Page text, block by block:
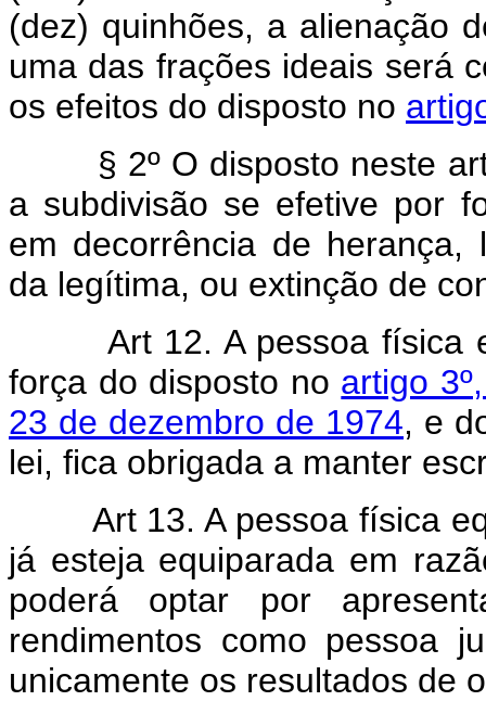
(dez) quinhões, a alienação
uma das frações ideais será
os efeitos do disposto no
§ 2º O disposto neste
a subdivisão se efetive por
em decorrência de herança,
da legítima, ou extinção de
Art 12. A pessoa física
força do disposto no artigo
23 de dezembro de 1974, e
lei, fica obrigada a manter
Art 13. A pessoa física
já esteja equiparada em
poderá optar por
rendimentos como pessoa
unicamente os resultados de